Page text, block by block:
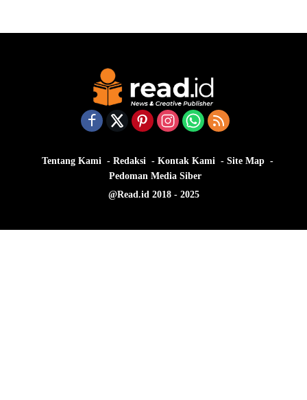
Tentang Kami Redaksi Kontak Kami
Site Map
Pedoman Media Siber
@Read.id 2018 - 2025